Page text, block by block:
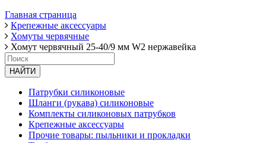
Главная страница
Крепежные аксессуары
Хомуты червячные
Хомут червячный 25-40/9 мм W2 нержавейка
НАЙТИ
Патрубки силиконовые
Шланги (рукава) силиконовые
Комплекты силиконовых патрубков
Крепежные аксессуары
Прочие товары: пыльники и прокладки